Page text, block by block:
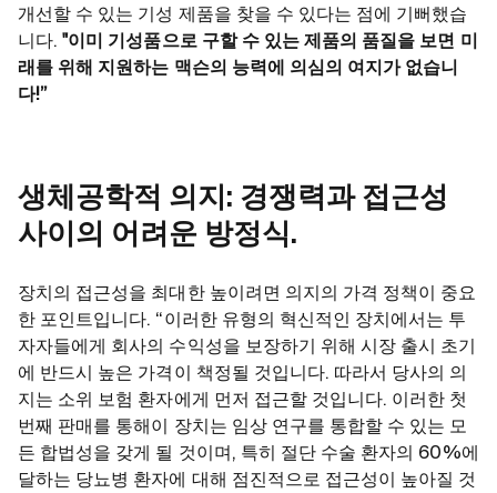
개선할 수 있는 기성 제품을 찾을 수 있다는 점에 기뻐했습
니다."이미 기성품으로 구할 수 있는 제품의 품질을 보면 미
래를 위해 지원하는 맥슨의 능력에 의심의 여지가 없습니
다!”
생체공학적 의지: 경쟁력과 접근성
사이의 어려운 방정식.
장치의 접근성을 최대한 높이려면 의지의 가격 정책이 중요
한 포인트입니다. “이러한 유형의 혁신적인 장치에서는 투
자자들에게 회사의 수익성을 보장하기 위해 시장 출시 초기
에 반드시 높은 가격이 책정될 것입니다. 따라서 당사의 의
지는 소위 보험 환자에게 먼저 접근할 것입니다. 이러한 첫
번째 판매를 통해이 장치는 임상 연구를 통합할 수 있는 모
든 합법성을 갖게 될 것이며, 특히 절단 수술 환자의 60%에
달하는 당뇨병 환자에 대해 점진적으로 접근성이 높아질 것